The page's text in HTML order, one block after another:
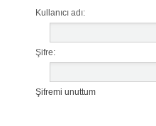
Kullanıcı adı:
Şifre:
Şifremi unuttum